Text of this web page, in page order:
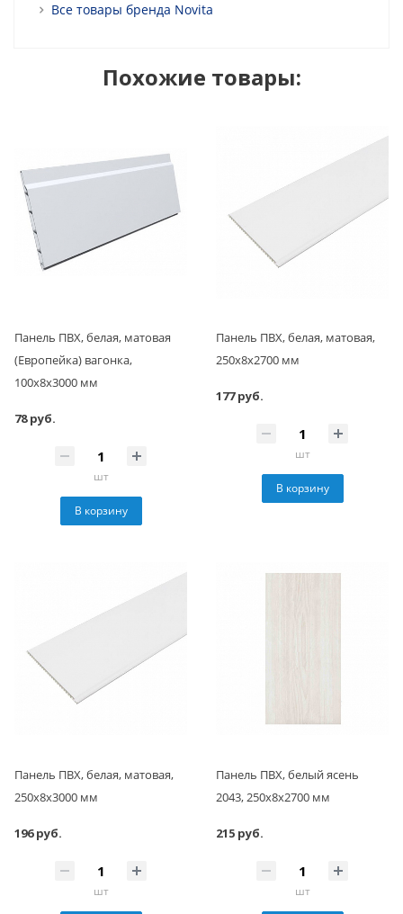
Все товары бренда Novita
Похожие товары:
Панель ПВХ, белая, матовая
(Европейка) вагонка,
100x8x3000 мм
78 руб.
шт
В корзину
Панель ПВХ, белая, матовая,
250x8x2700 мм
177 руб.
шт
В корзину
Панель ПВХ, белая, матовая,
250x8x3000 мм
196 руб.
шт
Панель ПВХ, белый ясень
2043, 250x8x2700 мм
215 руб.
шт